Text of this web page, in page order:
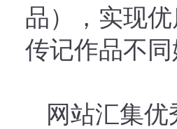
品），实现
传记作品不
网站汇集